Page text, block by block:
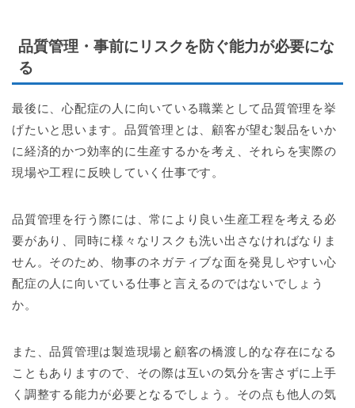
品質管理・事前にリスクを防ぐ能力が必要にな
る
最後に、心配症の人に向いている職業として品質管理を挙
げたいと思います。品質管理とは、顧客が望む製品をいか
に経済的かつ効率的に生産するかを考え、それらを実際の
現場や工程に反映していく仕事です。
品質管理を行う際には、常により良い生産工程を考える必
要があり、同時に様々なリスクも洗い出さなければなりま
せん。そのため、物事のネガティブな面を発見しやすい心
配症の人に向いている仕事と言えるのではないでしょう
か。
また、品質管理は製造現場と顧客の橋渡し的な存在になる
こともありますので、その際は互いの気分を害さずに上手
く調整する能力が必要となるでしょう。その点も他人の気